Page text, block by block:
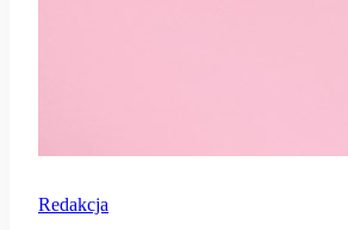
Redakcja